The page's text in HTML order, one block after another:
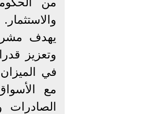
والاستثمار.
يهدف
وتعزيز
في
مع